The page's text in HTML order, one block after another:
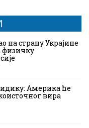
на страну Украјине
физичку
Америка ће
вира